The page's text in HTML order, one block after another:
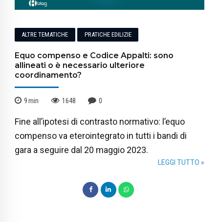
ALTRE TEMATICHE PRATICHE EDILIZIE
Equo compenso e Codice Appalti: sono
allineati o è necessario ulteriore
coordinamento?
9min 1648 0
Fine all’ipotesi di contrasto normativo: l’equo
compenso va eterointegrato in tutti i bandi di
gara a seguire dal 20 maggio 2023.
LEGGI TUTTO »